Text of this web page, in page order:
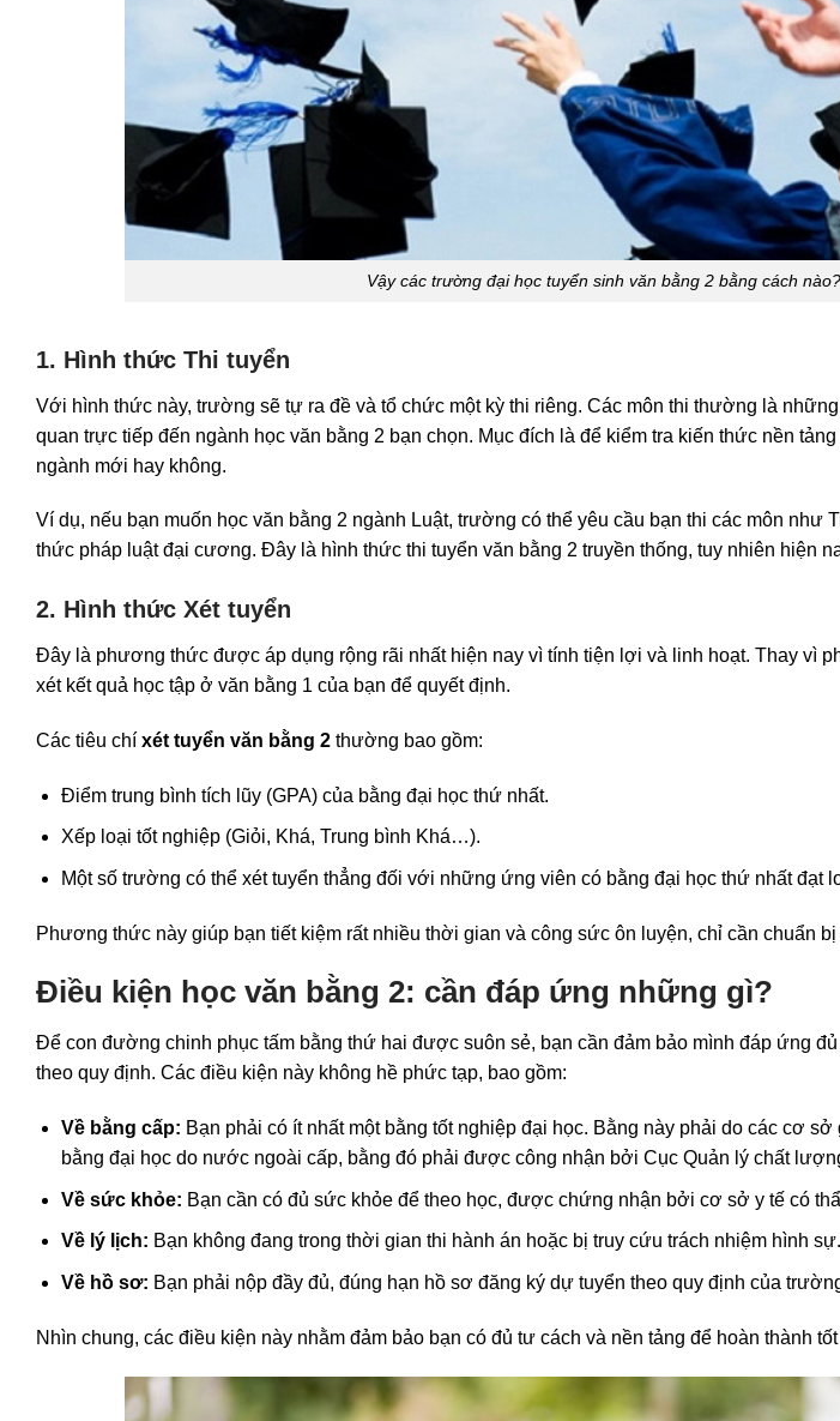
Vậy các trường đại học tuyển sinh văn bằng 2 bằng cách nào?
1. Hình thức Thi tuyển
Với hình thức này, trường sẽ tự ra đề và tổ chức một kỳ thi riêng. Các môn thi thường là
quan trực tiếp đến ngành học văn bằng 2 bạn chọn. Mục đích là để kiểm tra kiến thức nền
ngành mới hay không.
Ví dụ, nếu bạn muốn học văn bằng 2 ngành Luật, trường có thể yêu cầu bạn thi các môn như
thức pháp luật đại cương. Đây là hình thức thi tuyển văn bằng 2 truyền thống, tuy nhiên hiện
2. Hình thức Xét tuyển
Đây là phương thức được áp dụng rộng rãi nhất hiện nay vì tính tiện lợi và linh hoạt. Thay vì
xét kết quả học tập ở văn bằng 1 của bạn để quyết định.
Các tiêu chí xét tuyển văn bằng 2 thường bao gồm:
Điểm trung bình tích lũy (GPA) của bằng đại học thứ nhất.
Xếp loại tốt nghiệp (Giỏi, Khá, Trung bình Khá…).
Một số trường có thể xét tuyển thẳng đối với những ứng viên có bằng đại học thứ nhất đạt
Phương thức này giúp bạn tiết kiệm rất nhiều thời gian và công sức ôn luyện, chỉ cần chuẩn
Điều kiện học văn bằng 2: cần đáp ứng những gì?
Để con đường chinh phục tấm bằng thứ hai được suôn sẻ, bạn cần đảm bảo mình đáp ứng
theo quy định. Các điều kiện này không hề phức tạp, bao gồm:
Về bằng cấp: Bạn phải có ít nhất một bằng tốt nghiệp đại học. Bằng này phải do các cơ
bằng đại học do nước ngoài cấp, bằng đó phải được công nhận bởi Cục Quản lý chất
Về sức khỏe: Bạn cần có đủ sức khỏe để theo học, được chứng nhận bởi cơ sở y tế có
Về lý lịch: Bạn không đang trong thời gian thi hành án hoặc bị truy cứu trách nhiệm hình sự.
Về hồ sơ: Bạn phải nộp đầy đủ, đúng hạn hồ sơ đăng ký dự tuyển theo quy định của
Nhìn chung, các điều kiện này nhằm đảm bảo bạn có đủ tư cách và nền tảng để hoàn thành